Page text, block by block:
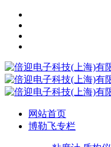
网站首页
博勒飞专栏